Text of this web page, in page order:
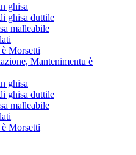
ghisa
ghisa duttile
malleabile
Morsetti
Mantenimentu è
ghisa
ghisa duttile
malleabile
Morsetti